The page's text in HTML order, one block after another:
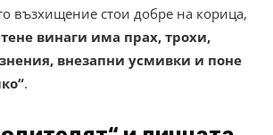
възхищение стои добре на корица,
винаги има прах, трохи,
внезапни усмивки и поне
.